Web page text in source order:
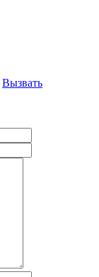
Вызвать